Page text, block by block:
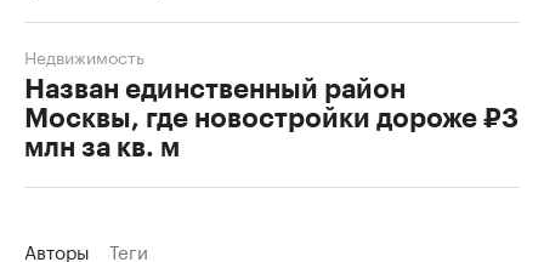
Назван единственный район
Москвы, где новостройки дороже ₽3
млн за кв. м
Недвижимость
Авторы Теги